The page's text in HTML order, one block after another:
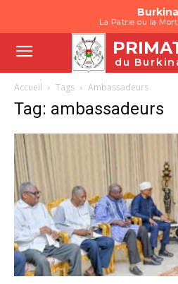
La Patrie ou la
du
Accueil Tags Ambassadeurs
Tag: ambassadeurs